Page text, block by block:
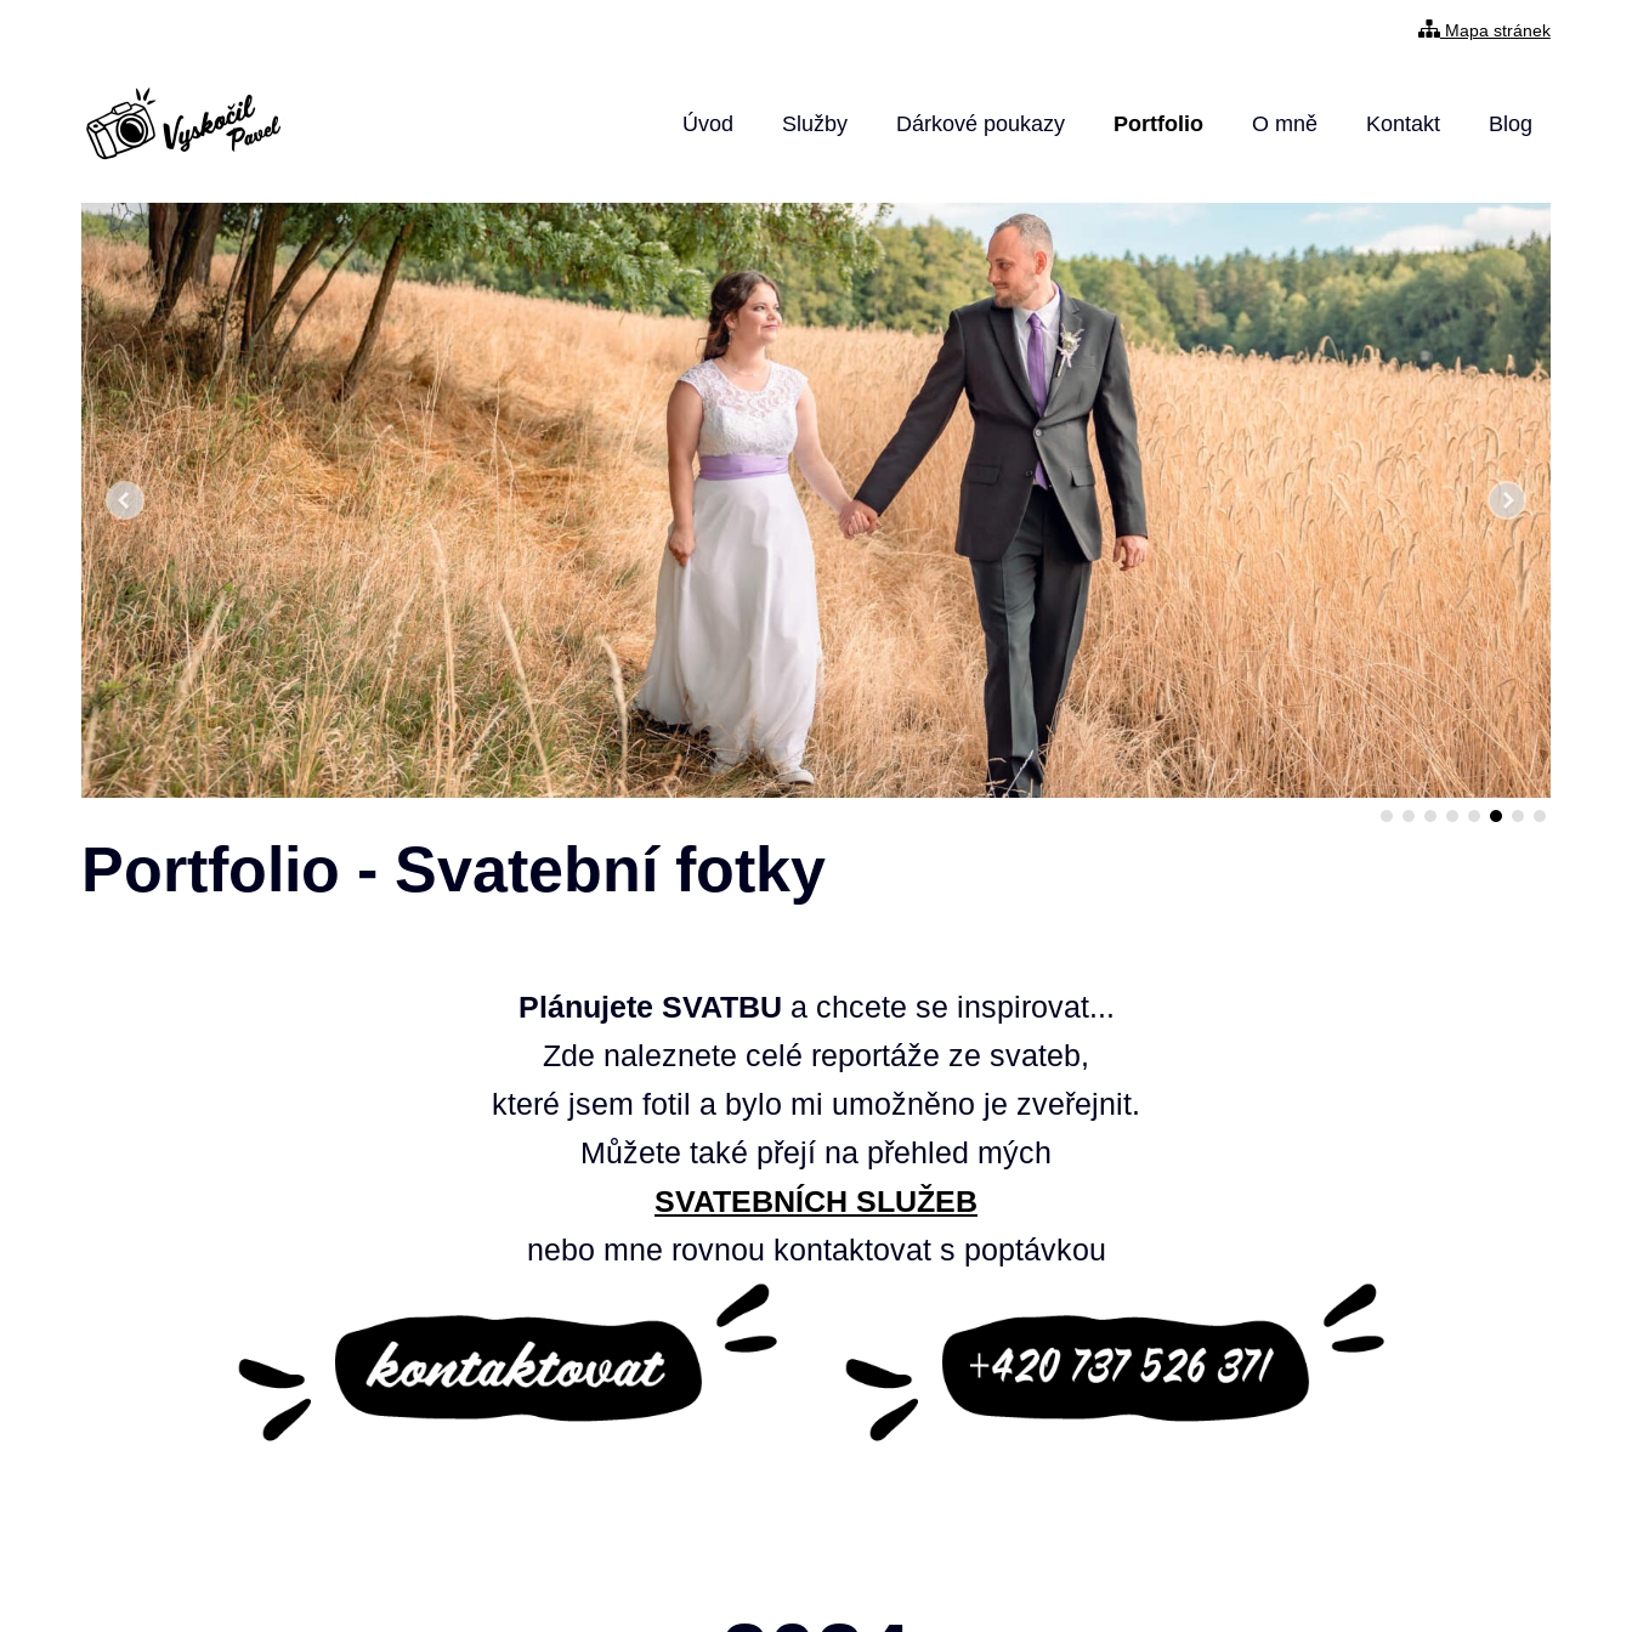
Mapa stránek
Úvod Služby Dárkové poukazy Portfolio O mně Kontakt Blog
Portfolio - Svatební fotky
Plánujete SVATBU a chcete se inspirovat...
Zde naleznete celé reportáže ze svateb,
které jsem fotil a bylo mi umožněno je zveřejnit.
Můžete také přejí na přehled mých
SVATEBNÍCH SLUŽEB
nebo mne rovnou kontaktovat s poptávkou